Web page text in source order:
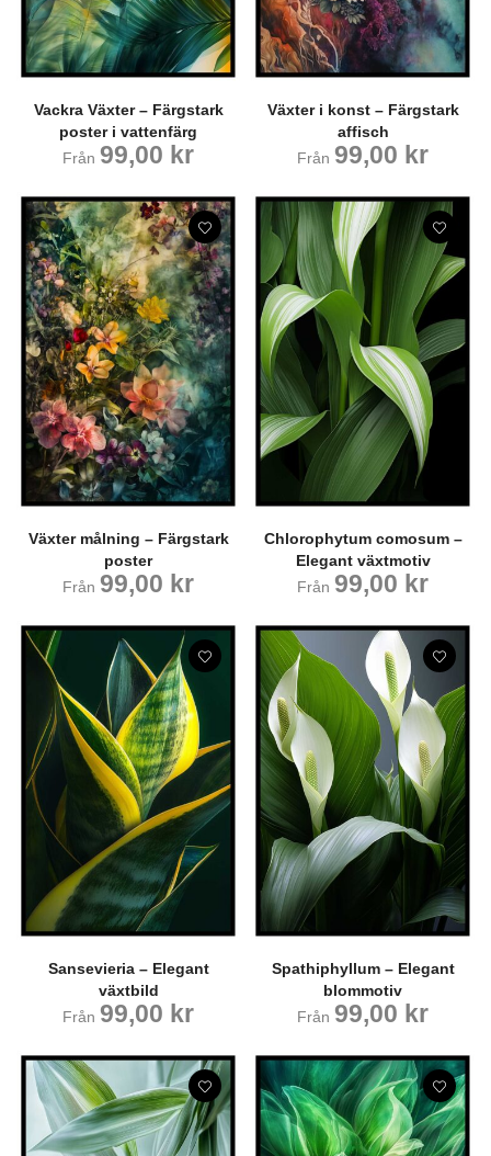
Vackra Växter – Färgstark
poster i vattenfärg
Från 99,00 kr
Växter i konst – Färgstark
affisch
Från 99,00 kr
Växter målning – Färgstark
poster
Från 99,00 kr
Chlorophytum comosum –
Elegant växtmotiv
Från 99,00 kr
Sansevieria – Elegant
växtbild
Från 99,00 kr
Spathiphyllum – Elegant
blommotiv
Från 99,00 kr